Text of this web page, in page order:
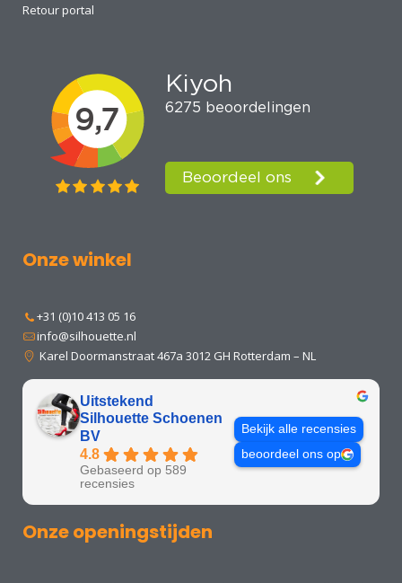
Retour portal
Onze winkel
+31 (0)10 413 05 16
info@silhouette.nl
Karel Doormanstraat 467a 3012 GH Rotterdam – NL
Uitstekend
Silhouette Schoenen
BV
4.8
Gebaseerd op 589
recensies
Bekijk alle recensies
beoordeel ons op
Onze openingstijden